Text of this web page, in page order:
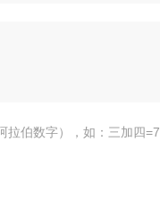
拉伯数字），如：三加四=7